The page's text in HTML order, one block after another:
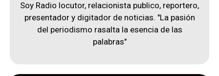
Soy Radio locutor, relacionista publico, reportero,
presentador y digitador de noticias. "La pasión
del periodismo rasalta la esencia de las
palabras"